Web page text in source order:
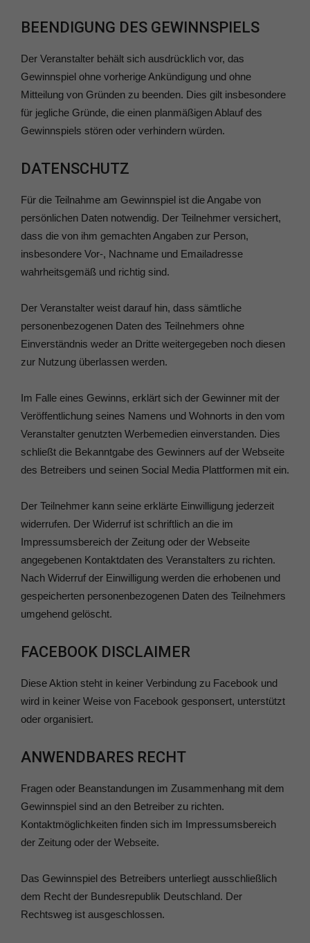
BEENDIGUNG DES GEWINNSPIELS
Der Veranstalter behält sich ausdrücklich vor, das
Gewinnspiel ohne vorherige Ankündigung und ohne
Mitteilung von Gründen zu beenden. Dies gilt insbesondere
für jegliche Gründe, die einen planmäßigen Ablauf des
Gewinnspiels stören oder verhindern würden.
DATENSCHUTZ
Für die Teilnahme am Gewinnspiel ist die Angabe von
persönlichen Daten notwendig. Der Teilnehmer versichert,
dass die von ihm gemachten Angaben zur Person,
insbesondere Vor-, Nachname und Emailadresse
wahrheitsgemäß und richtig sind.
Der Veranstalter weist darauf hin, dass sämtliche
personenbezogenen Daten des Teilnehmers ohne
Einverständnis weder an Dritte weitergegeben noch diesen
zur Nutzung überlassen werden.
Im Falle eines Gewinns, erklärt sich der Gewinner mit der
Veröffentlichung seines Namens und Wohnorts in den vom
Veranstalter genutzten Werbemedien einverstanden. Dies
schließt die Bekanntgabe des Gewinners auf der Webseite
des Betreibers und seinen Social Media Plattformen mit ein.
Der Teilnehmer kann seine erklärte Einwilligung jederzeit
widerrufen. Der Widerruf ist schriftlich an die im
Impressumsbereich der Zeitung oder der Webseite
angegebenen Kontaktdaten des Veranstalters zu richten.
Nach Widerruf der Einwilligung werden die erhobenen und
gespeicherten personenbezogenen Daten des Teilnehmers
umgehend gelöscht.
FACEBOOK DISCLAIMER
Diese Aktion steht in keiner Verbindung zu Facebook und
wird in keiner Weise von Facebook gesponsert, unterstützt
oder organisiert.
ANWENDBARES RECHT
Fragen oder Beanstandungen im Zusammenhang mit dem
Gewinnspiel sind an den Betreiber zu richten.
Kontaktmöglichkeiten finden sich im Impressumsbereich
der Zeitung oder der Webseite.
Das Gewinnspiel des Betreibers unterliegt ausschließlich
dem Recht der Bundesrepublik Deutschland. Der
Rechtsweg ist ausgeschlossen.